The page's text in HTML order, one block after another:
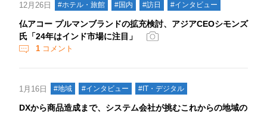
12月26日 #ホテル・旅館 #国内 #訪日 #インタビュー
仏アコー プルマンブランドの拡充検討、アジアCEOシモンズ
氏「24年はインド市場に注目」
1 コメント
1月16日 #地域 #インタビュー #IT・デジタル
DXから商品造成まで、システム会社が挑むこれからの地域の